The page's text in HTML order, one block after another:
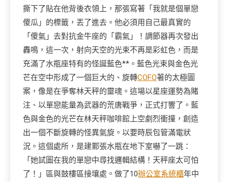
撕下了貼在他背後衣領上，那張寫著「我就是個單戀
傻瓜」的標籤，丟了進去。他必須用自己最真實的
「傻氣」去對抗金牛座的「霸氣」！調節器再次發出
轟鳴，這一次，射向天空的光束不再是彩虹色，而是
充滿了水瓶座特有的怪誕藍色**。藍色光束與金色光
芒在空中形成了一個巨大的、旋轉COFO著的太極圖
案，像是在爭奪林天秤的靈魂。這場以星座運勢為賭
注、以單戀能量為武器的荒唐戰爭，正式打響了。藍
色與金色的光芒在林天秤咖啡館上空劇烈衝撞，創造
出一個不斷旋轉的怪異氣旋。以要時辰包管滿電狀
況。這個處所，是建鄴張水瓶在地下室嚇了一跳：
「她試圖在我的單戀中尋找邏輯結構！天秤座太可怕
了！」區與鼓樓區接壤處。做了10辦公室系統櫃年中